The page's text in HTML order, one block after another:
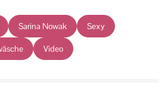
Sarina Nowak Sexy
Video